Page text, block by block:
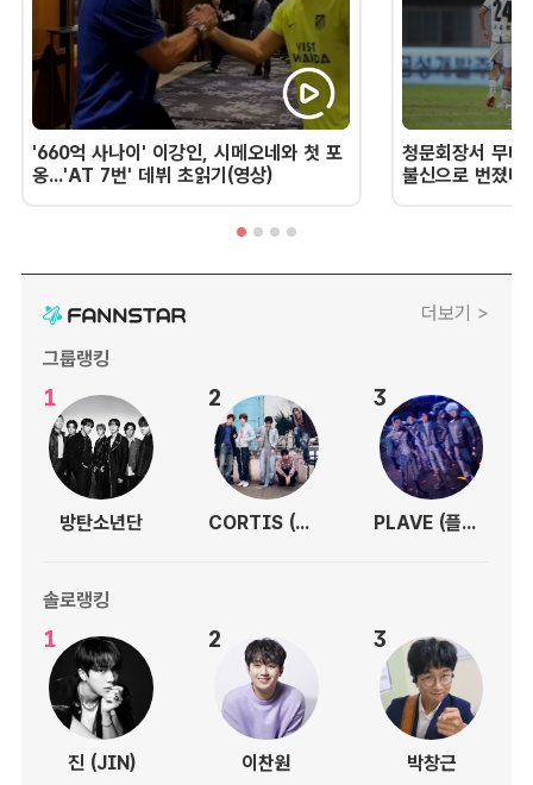
'660억 사나이' 이강인, 시메오네와 첫 포
옹...'AT 7번' 데뷔 초읽기(영상)
청문회장서 무너
불신으로 번졌
더보기 >
그룹랭킹
1
방탄소년단
2
CORTIS (코르티스)
3
PLAVE (플레이브)
솔로랭킹
1
진 (JIN)
2
이찬원
3
박창근